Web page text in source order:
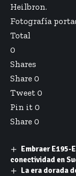
Heilbron.
Fotografía
Total
0
Shares
Share 0
Tweet 0
Pin it 0
Share 0
Embraer E195-
conectividad en
La era dorada